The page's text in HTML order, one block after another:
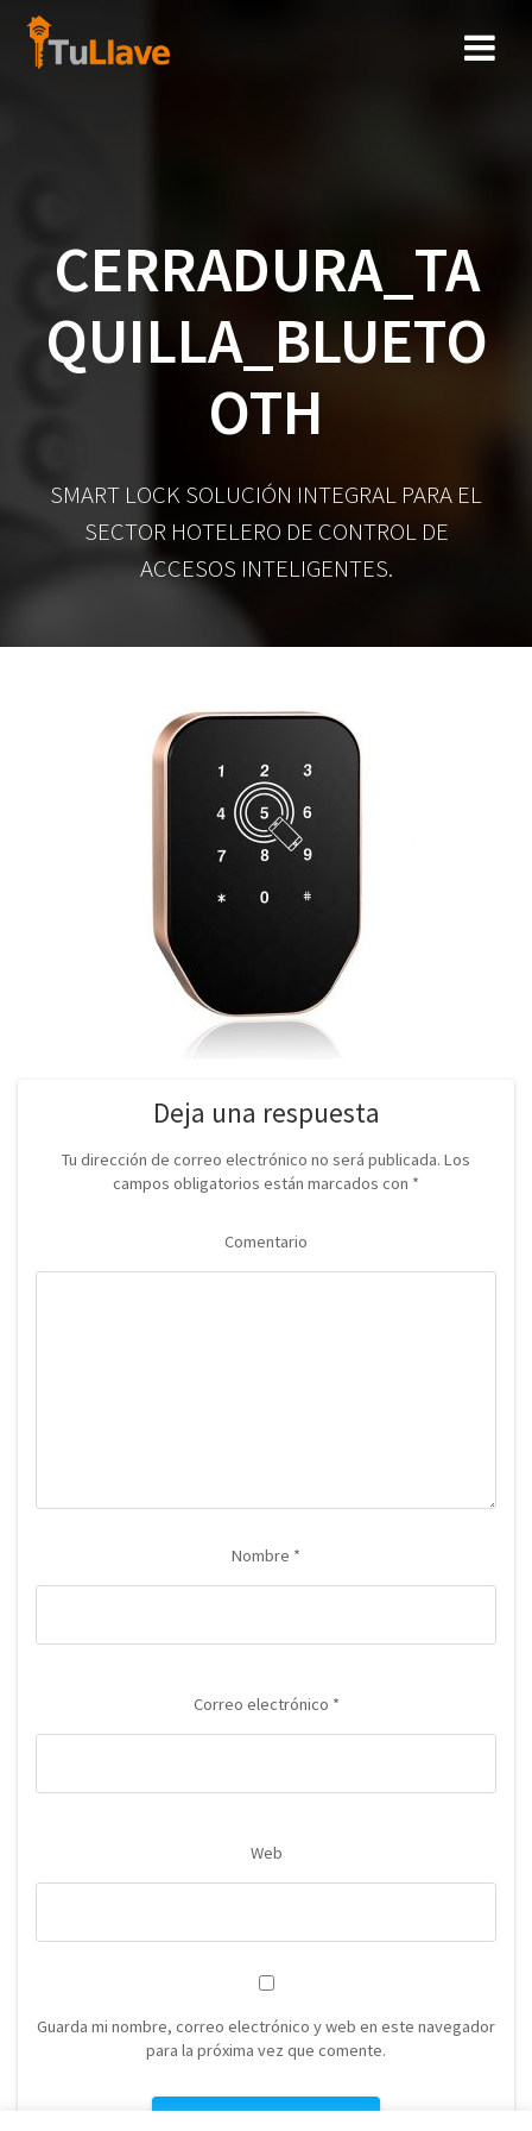
CERRADURA_TA
QUILLA_BLUETO
OTH
SMART LOCK SOLUCIÓN INTEGRAL PARA EL
SECTOR HOTELERO DE CONTROL DE
ACCESOS INTELIGENTES.
Deja una respuesta
Tu dirección de correo electrónico no será publicada. Los
campos obligatorios están marcados con *
Comentario
Nombre *
Correo electrónico *
Web
Guarda mi nombre, correo electrónico y web en este navegador
para la próxima vez que comente.